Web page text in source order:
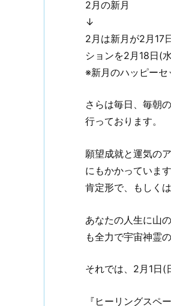
2月の新月
↓
2月は新月が2月17
ションを2月18日(
※新月のハッピーセ
さらは毎日、毎朝
行っております。
願望成就と運気の
にもかかっています
肯定形で、もしく
あなたの人生に山
も全力で宇宙神霊
それでは、2月1日(
『ヒーリングスペ